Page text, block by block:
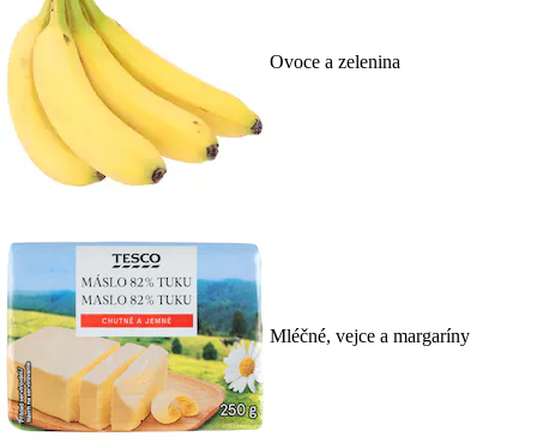
Ovoce a zelenina
Mléčné, vejce a margaríny